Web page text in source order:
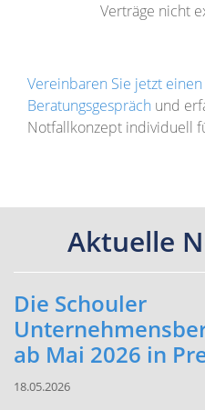
Verträge nicht
Vereinbaren Sie jetzt
Beratungsgespräch und
Notfallkonzept individuell
Aktuelle
Die Schouler
ab Mai 2026 in
18.05.2026